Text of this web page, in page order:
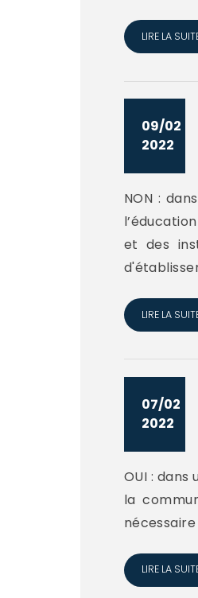
LIRE LA
09/02
2022
NON :
et des
LIRE LA
07/02
2022
OUI : dans
la
LIRE LA